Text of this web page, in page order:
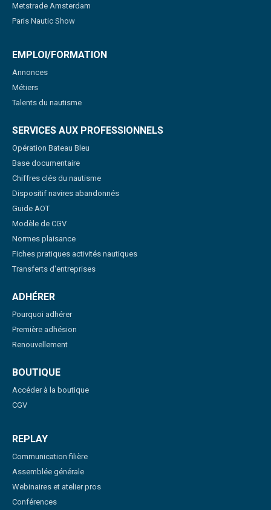
Metstrade Amsterdam
Paris Nautic Show
EMPLOI/FORMATION
Annonces
Métiers
Talents du nautisme
SERVICES AUX PROFESSIONNELS
Opération Bateau Bleu
Base documentaire
Chiffres clés du nautisme
Dispositif navires abandonnés
Guide AOT
Modèle de CGV
Normes plaisance
Fiches pratiques activités nautiques
Transferts d'entreprises
ADHÉRER
Pourquoi adhérer
Première adhésion
Renouvellement
BOUTIQUE
Accéder à la boutique
CGV
REPLAY
Communication filière
Assemblée générale
Webinaires et atelier pros
Conférences